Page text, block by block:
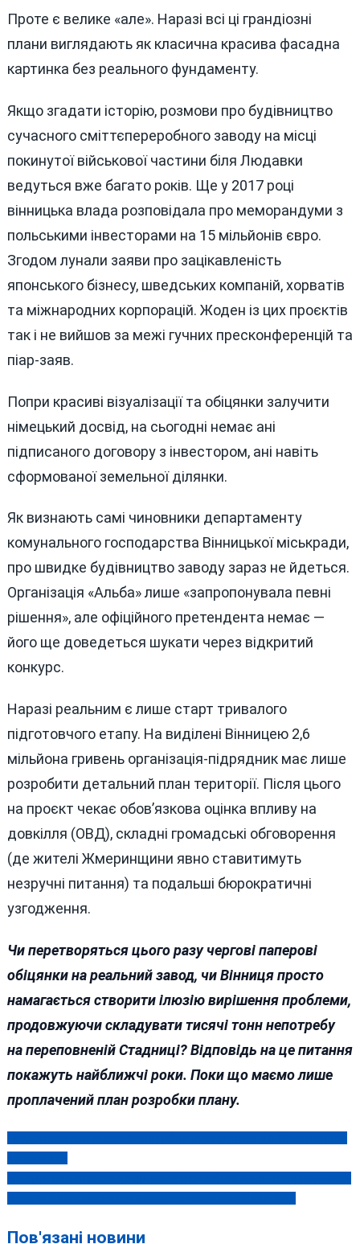
Проте є велике «але». Наразі всі ці грандіозні
плани виглядають як класична красива фасадна
картинка без реального фундаменту.
Якщо згадати історію, розмови про будівництво
сучасного сміттєпереробного заводу на місці
покинутої військової частини біля Людавки
ведуться вже багато років. Ще у 2017 році
вінницька влада розповідала про меморандуми з
польськими інвесторами на 15 мільйонів євро.
Згодом лунали заяви про зацікавленість
японського бізнесу, шведських компаній, хорватів
та міжнародних корпорацій. Жоден із цих проєктів
так і не вийшов за межі гучних пресконференцій та
піар-заяв.
Попри красиві візуалізації та обіцянки залучити
німецький досвід, на сьогодні немає ані
підписаного договору з інвестором, ані навіть
сформованої земельної ділянки.
Як визнають самі чиновники департаменту
комунального господарства Вінницької міськради,
про швидке будівництво заводу зараз не йдеться.
Організація «Альба» лише «запропонувала певні
рішення», але офіційного претендента немає —
його ще доведеться шукати через відкритий
конкурс.
Наразі реальним є лише старт тривалого
підготовчого етапу. На виділені Вінницею 2,6
мільйона гривень організація-підрядник має лише
розробити детальний план території. Після цього
на проєкт чекає обов’язкова оцінка впливу на
довкілля (ОВД), складні громадські обговорення
(де жителі Жмеринщини явно ставитимуть
незручні питання) та подальші бюрократичні
узгодження.
Чи перетворяться цього разу чергові паперові
обіцянки на реальний завод, чи Вінниця просто
намагається створити ілюзію вирішення проблеми,
продовжуючи складувати тисячі тонн непотребу
на переповненій Стадниці? Відповідь на це питання
покажуть найближчі роки. Поки що маємо лише
проплачений план розробки плану.
Навігація
записів
Пов'язані новини